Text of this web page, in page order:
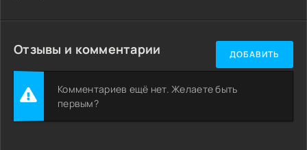
Отзывы и комментарии ДОБАВИТЬ
Комментариев ещё нет. Желаете быть
первым?